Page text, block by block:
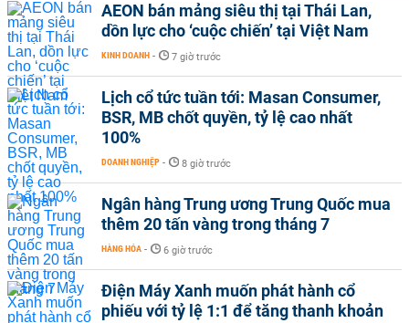
AEON bán mảng siêu thị tại Thái Lan,
dồn lực cho ‘cuộc chiến’ tại Việt Nam
KINH DOANH - 7 giờ trước
Lịch cổ tức tuần tới: Masan Consumer,
BSR, MB chốt quyền, tỷ lệ cao nhất
100%
DOANH NGHIỆP - 8 giờ trước
Ngân hàng Trung ương Trung Quốc mua
thêm 20 tấn vàng trong tháng 7
HÀNG HÓA - 6 giờ trước
Điện Máy Xanh muốn phát hành cổ
phiếu với tỷ lệ 1:1 để tăng thanh khoản